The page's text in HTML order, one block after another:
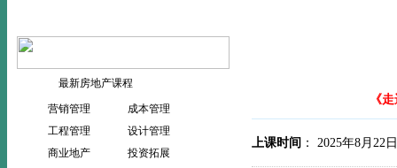
最新房地产课程
营销管理
成本管理
工程管理
设计管理
商业地产
投资拓展
《
上课时间 ： 2025年8月22日